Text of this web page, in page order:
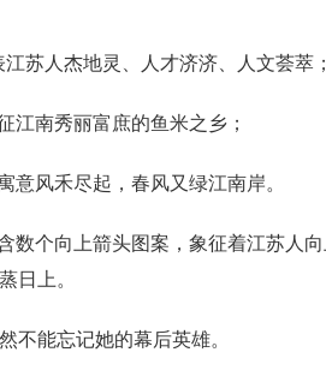
江苏人杰地灵、人才济济、人文荟萃
江南秀丽富庶的鱼米之乡；
意风禾尽起，春风又绿江南岸。
数个向上箭头图案， 象征着江苏人
日上。
能忘记她的幕后英雄。